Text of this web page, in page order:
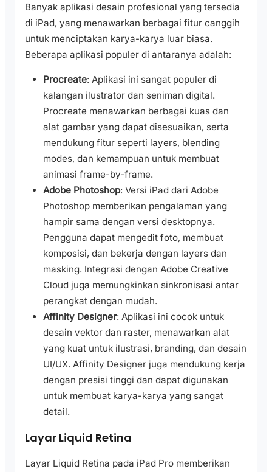
Banyak aplikasi desain profesional yang tersedia
di iPad, yang menawarkan berbagai fitur canggih
untuk menciptakan karya-karya luar biasa.
Beberapa aplikasi populer di antaranya adalah:
Procreate: Aplikasi ini sangat populer di
kalangan ilustrator dan seniman digital.
Procreate menawarkan berbagai kuas dan
alat gambar yang dapat disesuaikan, serta
mendukung fitur seperti layers, blending
modes, dan kemampuan untuk membuat
animasi frame-by-frame.
Adobe Photoshop: Versi iPad dari Adobe
Photoshop memberikan pengalaman yang
hampir sama dengan versi desktopnya.
Pengguna dapat mengedit foto, membuat
komposisi, dan bekerja dengan layers dan
masking. Integrasi dengan Adobe Creative
Cloud juga memungkinkan sinkronisasi antar
perangkat dengan mudah.
Affinity Designer: Aplikasi ini cocok untuk
desain vektor dan raster, menawarkan alat
yang kuat untuk ilustrasi, branding, dan desain
UI/UX. Affinity Designer juga mendukung kerja
dengan presisi tinggi dan dapat digunakan
untuk membuat karya-karya yang sangat
detail.
Layar Liquid Retina
Layar Liquid Retina pada iPad Pro memberikan